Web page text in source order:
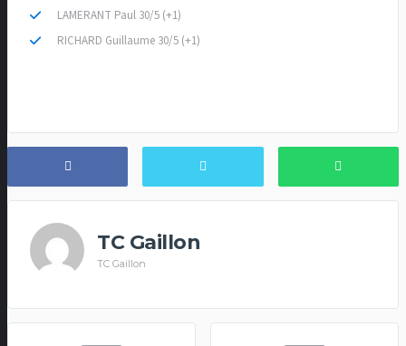
LAMERANT Paul 30/5 (+1)
RICHARD Guillaume 30/5 (+1)
TC Gaillon
TC Gaillon